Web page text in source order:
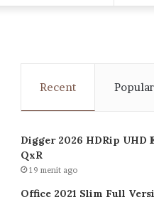
Recent Popular
Digger 2026 HDRip UHD
QxR
19 menit ago
Office 2021 Slim Full